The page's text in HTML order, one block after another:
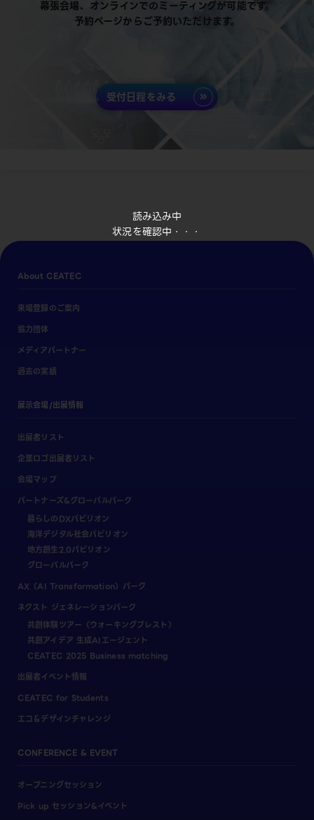
読み込み中
状況を確認中・・・
幕張会場、オンラインでのミーティングが可能です。
予約ページからご予約いただけます。
受付日程をみる
About CEATEC
来場登録のご案内
協力団体
メディアパートナー
過去の実績
展示会場/出展情報
出展者リスト
企業ロゴ出展者リスト
会場マップ
パートナーズ&グローバルパーク
暮らしのDXパビリオン
海洋デジタル社会パビリオン
地方創生2.0パビリオン
グローバルパーク
AX（AI Transformation）パーク
ネクスト ジェネレーションパーク
共創体験ツアー（ウォーキングブレスト）
共創アイデア 生成AIエージェント
CEATEC 2025 Business matching
出展者イベント情報
CEATEC for Students
エコ＆デザインチャレンジ
CONFERENCE & EVENT
オープニングセッション
Pick up セッション&イベント